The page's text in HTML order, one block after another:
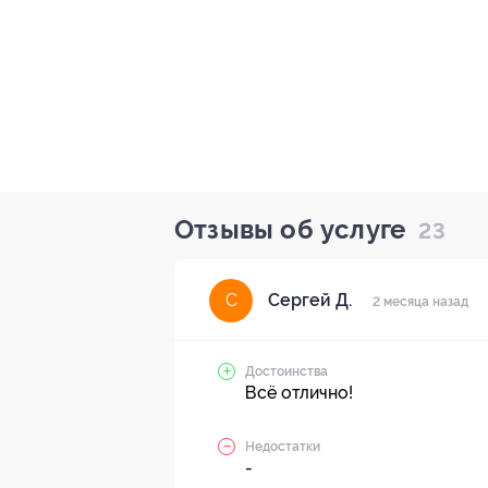
Отзывы об услуге 23
С Сергей Д. 2 месяца назад
Достоинства
Всё отлично!
Недостатки
-